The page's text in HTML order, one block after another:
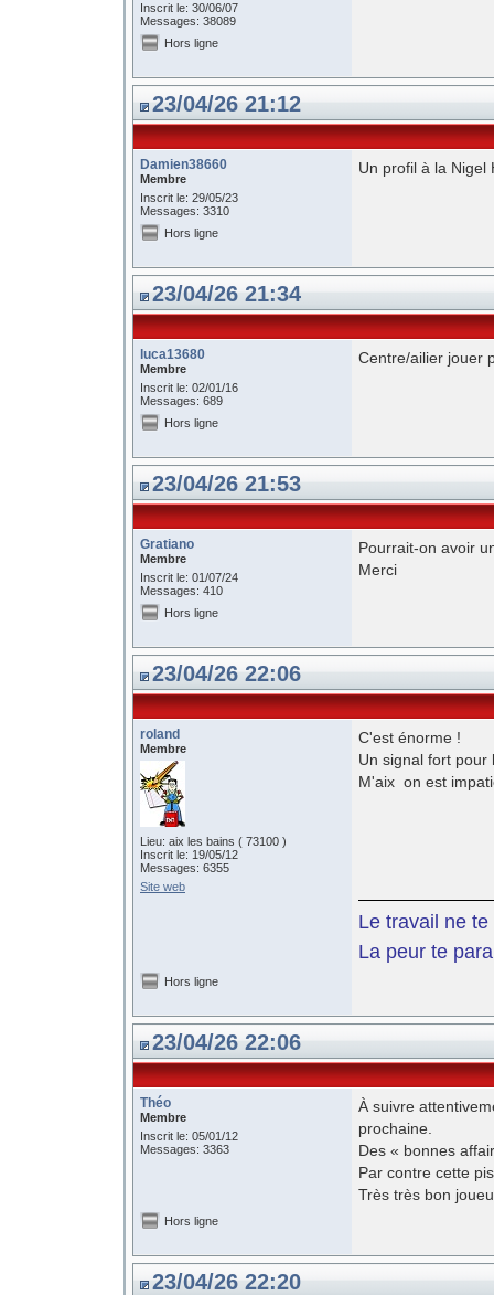
Inscrit le: 30/06/07
Messages: 38089
Hors ligne
23/04/26 21:12
Damien38660
Membre
Inscrit le: 29/05/23
Messages: 3310
Un profil à la Nigel
Hors ligne
23/04/26 21:34
luca13680
Membre
Inscrit le: 02/01/16
Messages: 689
Centre/ailier jouer
Hors ligne
23/04/26 21:53
Gratiano
Membre
Inscrit le: 01/07/24
Messages: 410
Pourrait-on avoir
Merci
Hors ligne
23/04/26 22:06
roland
Membre
Lieu: aix les bains ( 73100 )
Inscrit le: 19/05/12
Messages: 6355
Site web
C'est énorme !
Un signal fort pour
M'aix on est
Le travail ne
La peur te
Hors ligne
23/04/26 22:06
Théo
Membre
Inscrit le: 05/01/12
Messages: 3363
À suivre
prochaine.
Des « bonnes
Par contre cette
Très très bon
Hors ligne
23/04/26 22:20